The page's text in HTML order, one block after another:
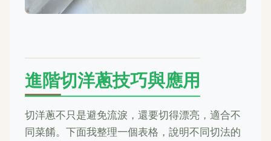
進階切洋蔥技巧與應用
切洋蔥不只是避免流淚，還要切得漂亮，適合不
同菜餚。下面我整理一個表格，說明不同切法的